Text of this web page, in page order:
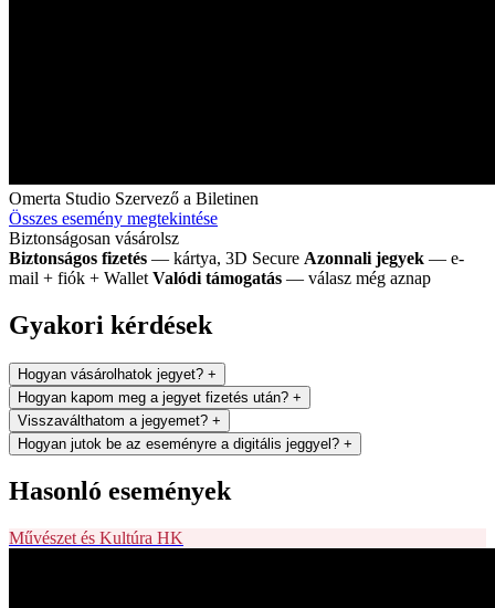
Omerta Studio Szervező a Biletinen
Összes esemény megtekintése
Biztonságosan vásárolsz
Biztonságos fizetés — kártya, 3D Secure Azonnali jegyek — e-
mail + fiók + Wallet Valódi támogatás — válasz még aznap
Gyakori kérdések
Hogyan vásárolhatok jegyet? +
Hogyan kapom meg a jegyet fizetés után? +
Visszaválthatom a jegyemet? +
Hogyan jutok be az eseményre a digitális jeggyel? +
Hasonló események
Művészet és Kultúra HK